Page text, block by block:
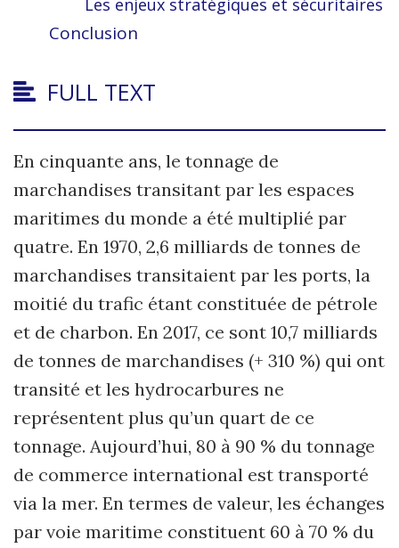
Les enjeux stratégiques et sécuritaires
Conclusion
FULL TEXT
En cinquante ans, le tonnage de
marchandises transitant par les espaces
maritimes du monde a été multiplié par
quatre. En 1970, 2,6 milliards de tonnes de
marchandises transitaient par les ports, la
moitié du trafic étant constituée de pétrole
et de charbon. En 2017, ce sont 10,7 milliards
de tonnes de marchandises (+ 310 %) qui ont
transité et les hydrocarbures ne
représentent plus qu’un quart de ce
tonnage. Aujourd’hui, 80 à 90 % du tonnage
de commerce international est transporté
via la mer. En termes de valeur, les échanges
par voie maritime constituent 60 à 70 % du